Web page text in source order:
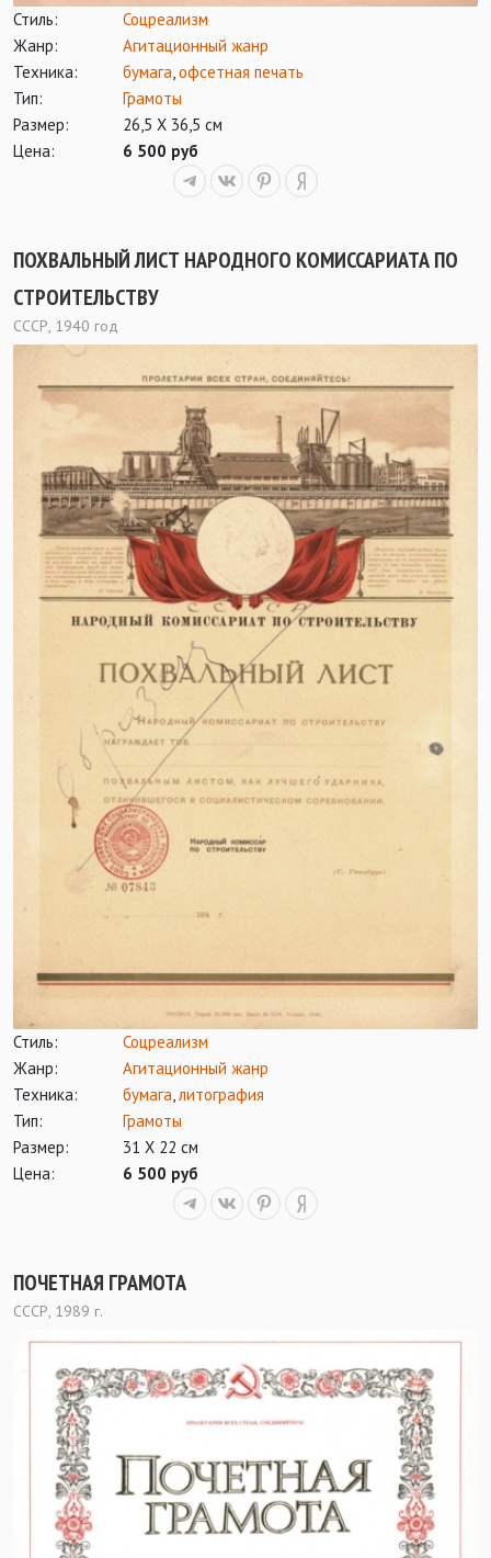
Стиль:
Соцреализм
Жанр:
Агитационный жанр
Техника:
бумага офсетная печать
Тип:
Грамоты
Размер:
26,5 Х 36,5 см
Цена:
6 500 руб
ПОХВАЛЬНЫЙ ЛИСТ НАРОДНОГО КОМИССАРИАТА ПО
СТРОИТЕЛЬСТВУ
СССР, 1940 год
Стиль:
Соцреализм
Жанр:
Агитационный жанр
Техника:
бумага,литография
Тип:
Грамоты
Размер:
31 Х 22 см
Цена:
6 500 руб
ПОЧЕТНАЯ ГРАМОТА
СССР, 1989 г.